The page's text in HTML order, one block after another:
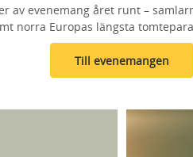
av evenemang året runt –
norra Europas längsta
Till evenemangen